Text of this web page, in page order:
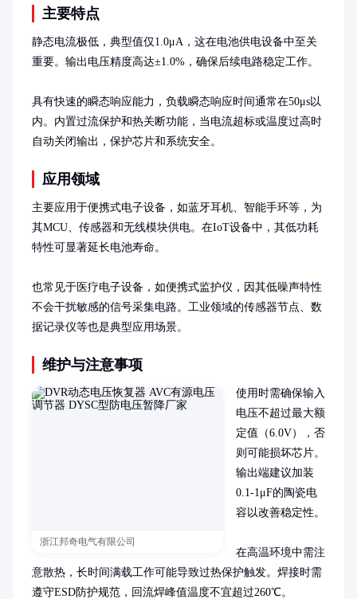
主要特点
静态电流极低，典型值仅1.0μA，这在电池供电设备中至关
重要。输出电压精度高达±1.0%，确保后续电路稳定工作。
具有快速的瞬态响应能力，负载瞬态响应时间通常在50μs以
内。内置过流保护和热关断功能，当电流超标或温度过高时
自动关闭输出，保护芯片和系统安全。
应用领域
主要应用于便携式电子设备，如蓝牙耳机、智能手环等，为
其MCU、传感器和无线模块供电。在IoT设备中，其低功耗
特性可显著延长电池寿命。
也常见于医疗电子设备，如便携式监护仪，因其低噪声特性
不会干扰敏感的信号采集电路。工业领域的传感器节点、数
据记录仪等也是典型应用场景。
维护与注意事项
浙江邦奇电气有限公司
使用时需确保输入
电压不超过最大额
定值（6.0V），否
则可能损坏芯片。
输出端建议加装
0.1-1μF的陶瓷电
容以改善稳定性。
在高温环境中需注
意散热，长时间满载工作可能导致过热保护触发。焊接时需
遵守ESD防护规范，回流焊峰值温度不宜超过260℃。